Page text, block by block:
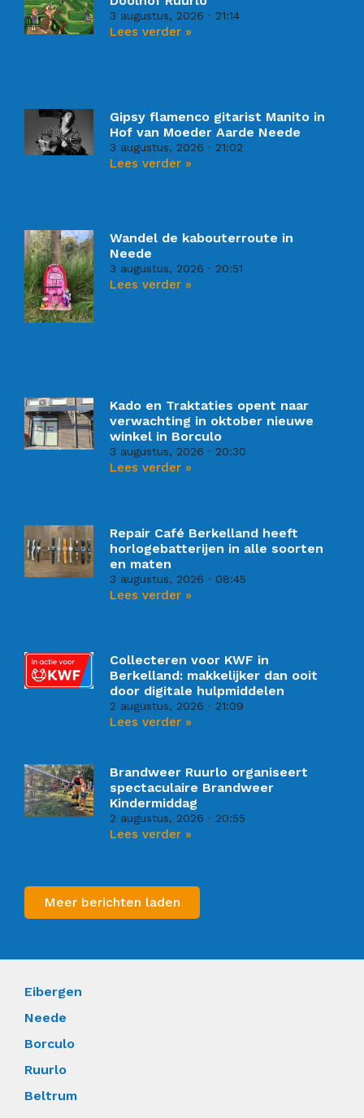
3 augustus, 2026 21:14
Lees verder »
Gipsy flamenco gitarist Manito in
Hof van Moeder Aarde Neede
3 augustus, 2026 21:02
Lees verder »
Wandel de kabouterroute in
Neede
3 augustus, 2026 20:51
Lees verder »
Kado en Traktaties opent naar
verwachting in oktober nieuwe
winkel in Borculo
3 augustus, 2026 20:30
Lees verder »
Repair Café Berkelland heeft
horlogebatterijen in alle soorten
en maten
3 augustus, 2026 08:45
Lees verder »
Collecteren voor KWF in
Berkelland: makkelijker dan ooit
door digitale hulpmiddelen
2 augustus, 2026 21:09
Lees verder »
Brandweer Ruurlo organiseert
spectaculaire Brandweer
Kindermiddag
2 augustus, 2026 20:55
Lees verder »
Meer berichten laden
Eibergen
Neede
Borculo
Ruurlo
Beltrum